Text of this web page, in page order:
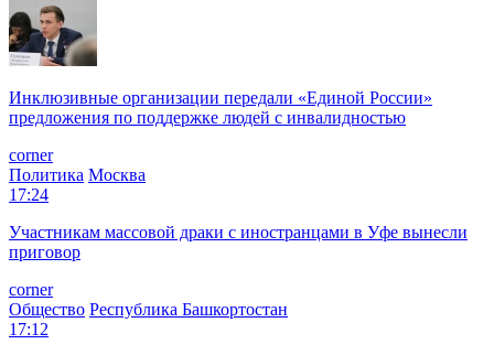
Инклюзивные организации передали «Единой России»
предложения по поддержке людей с инвалидностью
corner
Политика Москва
17:24
Участникам массовой драки с иностранцами в Уфе вынесли
приговор
corner
Общество Республика Башкортостан
17:12